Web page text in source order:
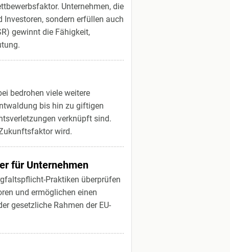
Unternehmen, die
sondern erfüllen auch
gewinnt die Fähigkeit,
bedrohen viele weitere
bis hin zu giftigen
verknüpft sind.
wird.
für Unternehmen
Praktiken überprüfen
und ermöglichen einen
gesetzliche Rahmen der EU-